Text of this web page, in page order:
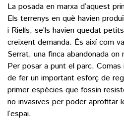
La posada en marxa d’aquest
Els terrenys en què havien
i Riells, se’ls havien quedat
creixent demanda. És així com
Serrat, una finca abandonada on
Per posar a punt el parc,
de fer un important esforç de
primer espècies que fossin
no invasives per poder aprofitar
l’espai.